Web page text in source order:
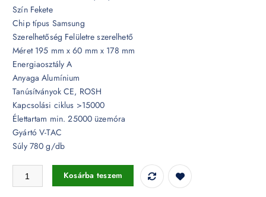
Szín Fekete
Chip típus Samsung
Szerelhetőség Felületre szerelhető
Méret 195 mm x 60 mm x 178 mm
Energiaosztály A
Anyaga Alumínium
Tanúsítványok CE, ROSH
Kapcsolási ciklus >15000
Élettartam min. 25000 üzemóra
Gyártó V-TAC
Súly 780 g/db
50W Mozgásérzékelős LED reflektor Samsung chip IP65 4000K -
Kosárba teszem